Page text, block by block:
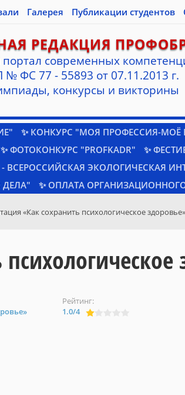
Галерея Публикации студентов
РЕДАКЦИЯ
современных
ФС 77 - 55893 от 07.11.2013 г.
конкурсы и викторины
✨ КОНКУРС "МОЯ ПРОФЕССИЯ-МОЁ
✨ ФОТОКОНКУРС "PROFKADR"
✨
- ВСЕРОССИЙСКАЯ ЭКОЛОГИЧЕСКАЯ
ДЕЛА"
✨ ОПЛАТА
«Как сохранить психологическое здоровье»
Рейтинг:
1.0/4